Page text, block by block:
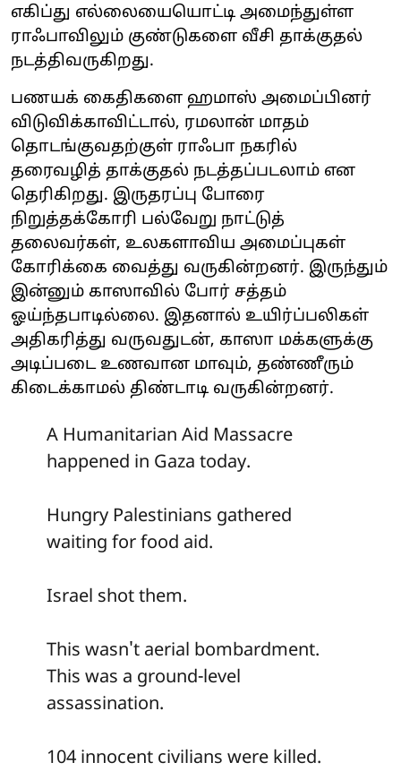
எகிப்து எல்லையையொட்டி அமைந்துள்ள
ராஃபாவிலும் குண்டுகளை வீசி தாக்குதல்
நடத்திவருகிறது.
பணயக் கைதிகளை ஹமாஸ் அமைப்பினர்
விடுவிக்காவிட்டால், ரமலான் மாதம்
தொடங்குவதற்குள் ராஃபா நகரில்
தரைவழித் தாக்குதல் நடத்தப்படலாம் என
தெரிகிறது. இருதரப்பு போரை
நிறுத்தக்கோரி பல்வேறு நாட்டுத்
தலைவர்கள், உலகளாவிய அமைப்புகள்
கோரிக்கை வைத்து வருகின்றனர். இருந்தும்
இன்னும் காஸாவில் போர் சத்தம்
ஓய்ந்தபாடில்லை. இதனால் உயிர்ப்பலிகள்
அதிகரித்து வருவதுடன், காஸா மக்களுக்கு
அடிப்படை உணவான மாவும், தண்ணீரும்
கிடைக்காமல் திண்டாடி வருகின்றனர்.
A Humanitarian Aid Massacre
happened in Gaza today.
Hungry Palestinians gathered
waiting for food aid.
Israel shot them.
This wasn't aerial bombardment.
This was a ground-level
assassination.
104 innocent civilians were killed.